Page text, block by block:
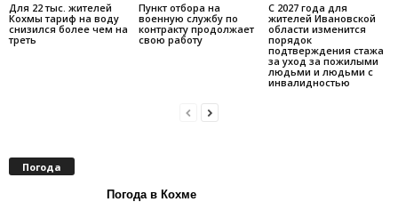
Для 22 тыс. жителей
Кохмы тариф на воду
снизился более чем на
треть
Пункт отбора на
военную службу по
контракту продолжает
свою работу
С 2027 года для
жителей Ивановской
области изменится
порядок
подтверждения стажа
за уход за пожилыми
людьми и людьми с
инвалидностью
Погода
Погода в Кохме